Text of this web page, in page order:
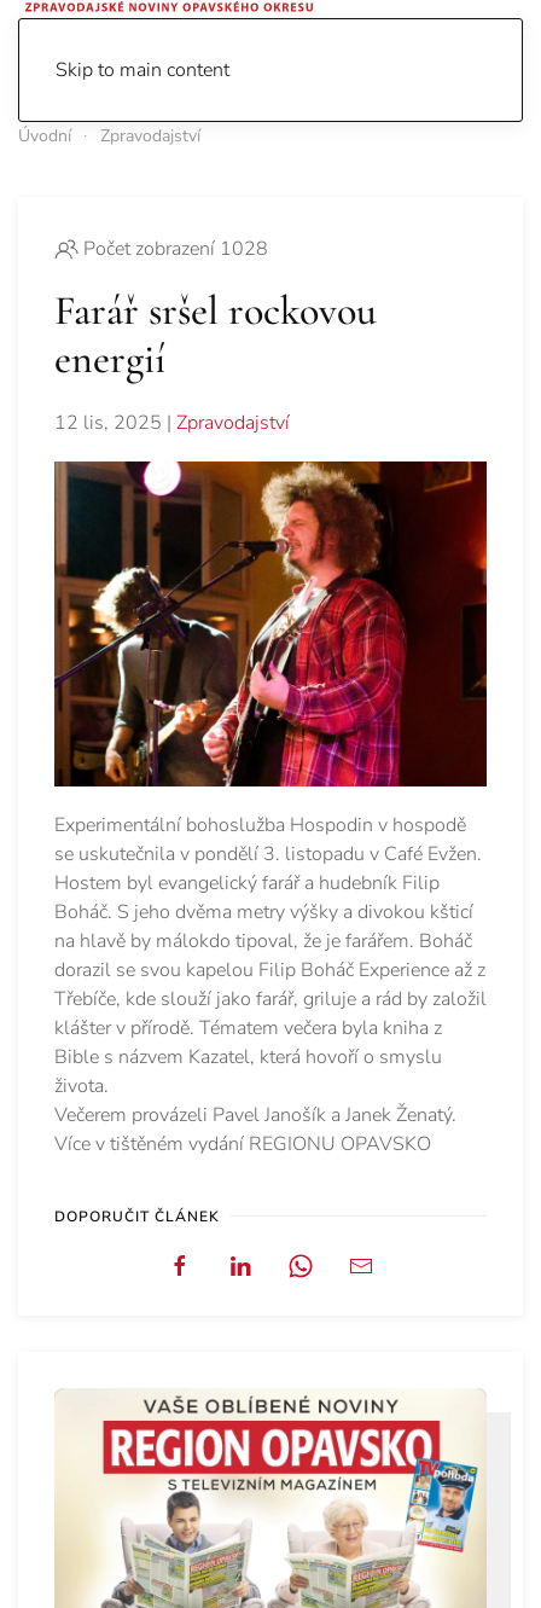
Skip to main content
Úvodní Zpravodajství
Počet zobrazení 1028
Farář sršel rockovou
energií
12 lis, 2025 | Zpravodajství
Experimentální bohoslužba Hospodin v hospodě
se uskutečnila v pondělí 3. listopadu v Café Evžen.
Hostem byl evangelický farář a hudebník Filip
Boháč. S jeho dvěma metry výšky a divokou kšticí
na hlavě by málokdo tipoval, že je farářem. Boháč
dorazil se svou kapelou Filip Boháč Experience až z
Třebíče, kde slouží jako farář, griluje a rád by založil
klášter v přírodě. Tématem večera byla kniha z
Bible s názvem Kazatel, která hovoří o smyslu
života.
Večerem provázeli Pavel Janošík a Janek Ženatý.
Více v tištěném vydání REGIONU OPAVSKO
DOPORUČIT ČLÁNEK